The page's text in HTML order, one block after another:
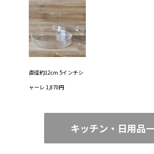
直径約12cm 5インチシ
ャーレ 1,870円
キッチン・日用品